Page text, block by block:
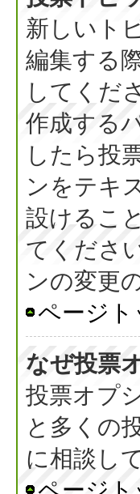
新しいト
編集する
してくだ
作成する
したら投
ンをテキ
設けるこ
てくださ
ンの変更
ページト
なぜ投票
投票オプ
と多くの
に相談し